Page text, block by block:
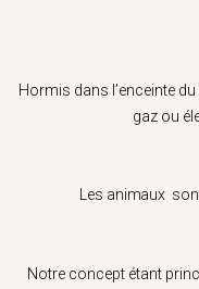
Hormis dans l’enceinte
gaz ou
Les animaux
Notre concept étant